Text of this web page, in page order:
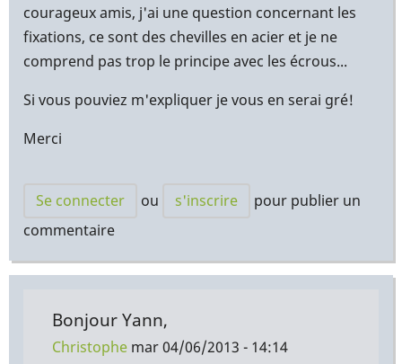
courageux amis, j'ai une question concernant les
fixations, ce sont des chevilles en acier et je ne
comprend pas trop le principe avec les écrous...
Si vous pouviez m'expliquer je vous en serai gré!
Merci
Se connecter ou s'inscrire
pour publier un
commentaire
Bonjour Yann,
Christophe mar 04/06/2013 - 14:14